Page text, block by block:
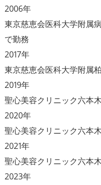
2006年
東京慈恵会医科大学附属
で勤務
2017年
東京慈恵会医科大学附属
2019年
聖心美容クリニック六本
2020年
聖心美容クリニック六本
2021年
聖心美容クリニック六本
2023年